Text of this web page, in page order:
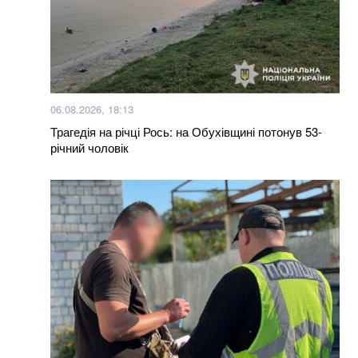
На Дунаї в Сербії через посуху з-під води виринули
кораблі часів Другої світової війни
Не лишилось ні стін, ні одягу: балістика РФ знищила
Понад 20 років шукав і повертав тіла полеглих
воїнів. Загинув Олексій Юков – керівник пошукового
Залучили авіацію та пожежників із сусідніх регіонів:
на Київщині локалізували всі пожежі після удару рф
Радник Зеленського закликав не залишатися в
магазинах «Епіцентр» під час повітряної тривоги
Росія може змінити тактику і цієї зими атакувати ще
й системи водопостачання – Шмигаль
06.08.2026, 18:13
Трагедія на річці Рось: на Обухівщині потонув 53-
річний чоловік